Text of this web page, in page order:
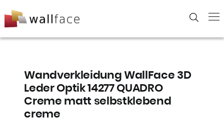
to
Wandverkleidung WallFace 3D
Leder Optik 14277 QUADRO
Creme matt selbstklebend
creme